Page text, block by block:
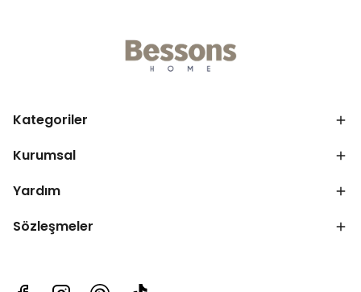
Kategoriler
Kurumsal
Yardım
Sözleşmeler